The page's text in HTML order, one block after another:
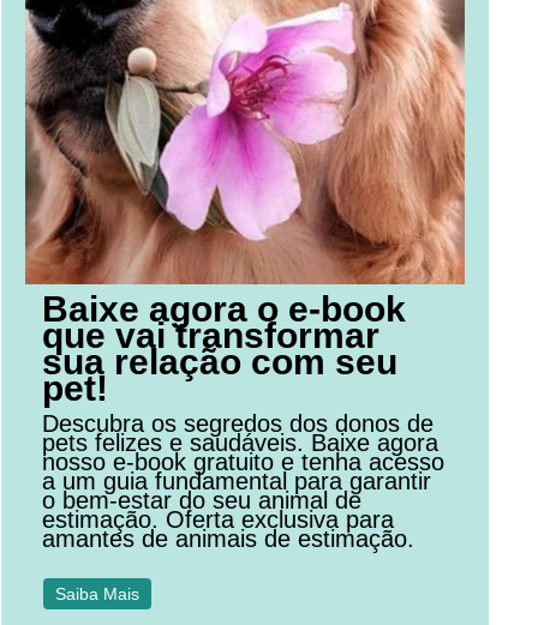
Baixe agora o e-book
que vai transformar
sua relação com seu
pet!
Descubra os segredos dos donos de
pets felizes e saudáveis. Baixe agora
nosso e-book gratuito e tenha acesso
a um guia fundamental para garantir
o bem-estar do seu animal de
estimação. Oferta exclusiva para
amantes de animais de estimação.
Saiba Mais